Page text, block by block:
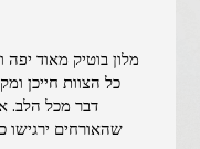
מלון בוטיק מאוד
כל הצוות חייכן
דבר מכל הלב.
שהאורחים